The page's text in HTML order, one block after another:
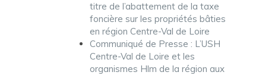
titre de l’abattement de la taxe
foncière sur les propriétés bâties
en région Centre-Val de Loire
Communiqué de Presse : L’USH
Centre-Val de Loire et les
organismes Hlm de la région aux